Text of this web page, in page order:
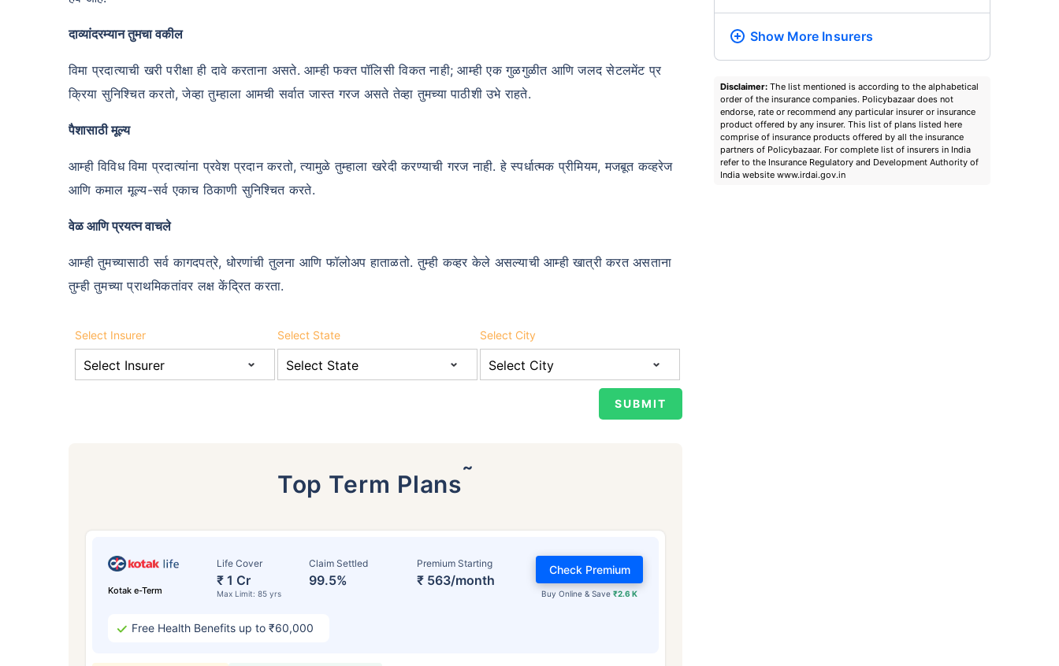
दाव्यांदरम्यान तुमचा वकील
विमा प्रदात्याची खरी परीक्षा ही दावे करताना असते. आम्ही फक्त पॉलिसी विकत नाही; आम्ही एक गुळगुळीत आणि जलद सेटलमेंट प्र
क्रिया सुनिश्चित करतो, जेव्हा तुम्हाला आमची सर्वात जास्त गरज असते तेव्हा तुमच्या पाठीशी उभे राहते.
पैशासाठी मूल्य
आम्ही विविध विमा प्रदात्यांना प्रवेश प्रदान करतो, त्यामुळे तुम्हाला खरेदी करण्याची गरज नाही. हे स्पर्धात्मक प्रीमियम, मजबूत कव्हरेज
आणि कमाल मूल्य-सर्व एकाच ठिकाणी सुनिश्चित करते.
वेळ आणि प्रयत्न वाचले
आम्ही तुमच्यासाठी सर्व कागदपत्रे, धोरणांची तुलना आणि फॉलोअप हाताळतो. तुम्ही कव्हर केले असल्याची आम्ही खात्री करत असताना
तुम्ही तुमच्या प्राथमिकतांवर लक्ष केंद्रित करता.
Select Insurer Select State Select City
Top Term Plans˜
Kotak e-Term
Life Cover
₹ 1 Cr
Max Limit: 85 yrs
Claim Settled
99.5%
Premium Starting
₹ 563/month
Buy Online & Save₹2.6 K
Check Premium
Free Health Benefits up to ₹60,000
Show More Insurers
Disclaimer: The list mentioned is according to the alphabetical
order of the insurance companies. Policybazaar does not
endorse, rate or recommend any particular insurer or insurance
product offered by any insurer. This list of plans listed here
comprise of insurance products offered by all the insurance
partners of Policybazaar. For complete list of insurers in India
refer to the Insurance Regulatory and Development Authority of
India website www.irdai.gov.in